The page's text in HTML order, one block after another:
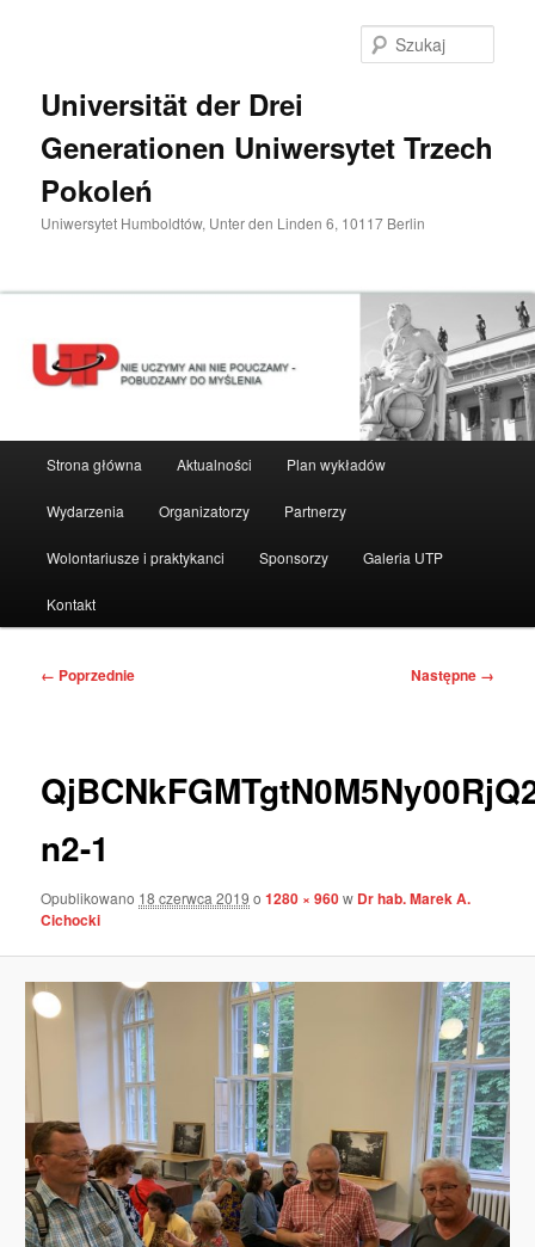
Universität der Drei
Generationen Uniwersytet Trzech
Pokoleń
Uniwersytet Humboldtów, Unter den Linden 6, 10117 Berlin
Strona główna Aktualności Plan wykładów
Wydarzenia Organizatorzy Partnerzy
Wolontariusze i praktykanci Sponsorzy Galeria UTP
Kontakt
Nawigacja
← Poprzednie Następne →
n2-1
Opublikowano 18 czerwca 2019 o1280 × 960w Dr hab. Marek A.
Cichocki